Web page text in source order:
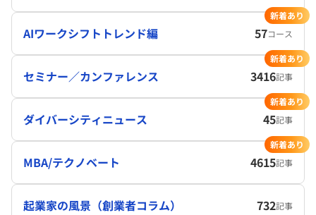
AIワークシフトトレンド編 57コース
新着あり
セミナー／カンファレンス 3416記事
新着あり
ダイバーシティニュース 45記事
新着あり
MBA/テクノベート 4615記事
新着あり
起業家の風景（創業者コラム） 732記事